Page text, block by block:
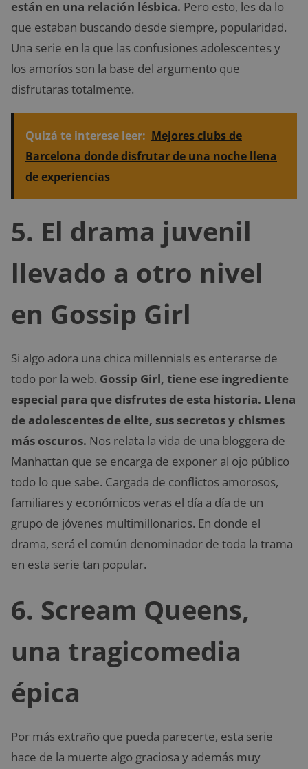
están en una relación lésbica. Pero esto, les da lo
que estaban buscando desde siempre, popularidad.
Una serie en la que las confusiones adolescentes y
los amoríos son la base del argumento que
disfrutaras totalmente.
Quizá te interese leer: Mejores clubs de
Barcelona donde disfrutar de una noche llena
de experiencias
5. El drama juvenil
llevado a otro nivel
en Gossip Girl
Si algo adora una chica millennials es enterarse de
todo por la web. Gossip Girl, tiene ese ingrediente
especial para que disfrutes de esta historia. Llena
de adolescentes de elite, sus secretos y chismes
más oscuros. Nos relata la vida de una bloggera de
Manhattan que se encarga de exponer al ojo público
todo lo que sabe. Cargada de conflictos amorosos,
familiares y económicos veras el día a día de un
grupo de jóvenes multimillonarios. En donde el
drama, será el común denominador de toda la trama
en esta serie tan popular.
6. Scream Queens,
una tragicomedia
épica
Por más extraño que pueda parecerte, esta serie
hace de la muerte algo graciosa y además muy